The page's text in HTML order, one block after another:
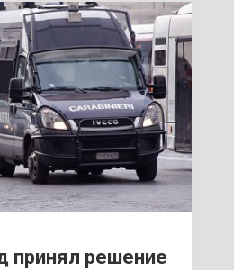
принял решение